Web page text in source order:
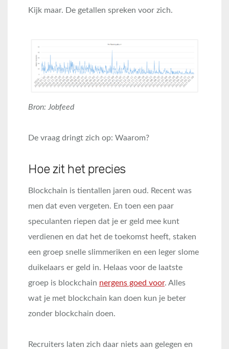
Kijk maar. De getallen spreken voor zich.
Bron: Jobfeed
De vraag dringt zich op: Waarom?
Hoe zit het precies
Blockchain is tientallen jaren oud. Recent was
men dat even vergeten. En toen een paar
speculanten riepen dat je er geld mee kunt
verdienen en dat het de toekomst heeft, staken
een groep snelle slimmeriken en een leger slome
duikelaars er geld in. Helaas voor de laatste
groep is blockchain nergens goed voor. Alles
wat je met blockchain kan doen kun je beter
zonder blockchain doen.
Recruiters laten zich daar niets aan gelegen en